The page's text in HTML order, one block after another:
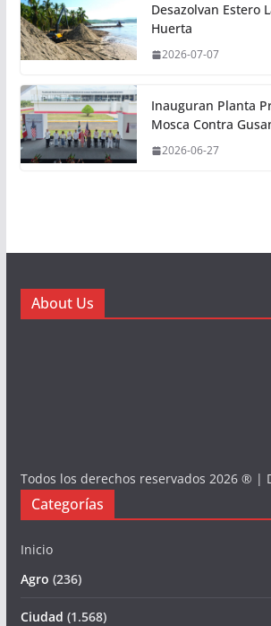
Desazolvan Estero
Huerta
2026-07-07
Inauguran Planta
Mosca Contra
2026-06-27
About Us
Todos los derechos reservados 2026 ® |
Categorías
Inicio
Agro (236)
Ciudad (1.568)